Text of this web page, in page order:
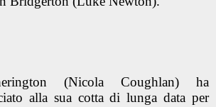
(Nicola Coughlan) ha
alla sua cotta di lunga data per